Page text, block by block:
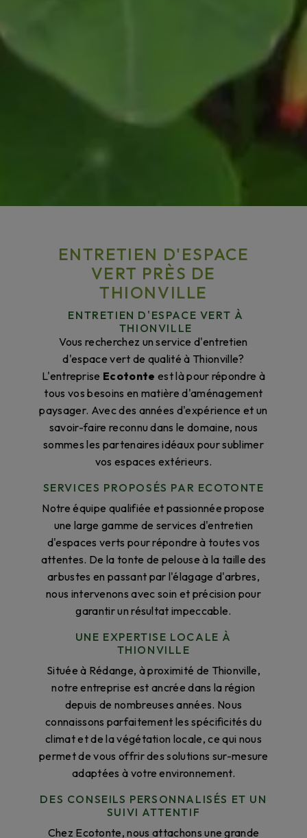
ENTRETIEN D'ESPACE
VERT PRÈS DE
THIONVILLE
ENTRETIEN D'ESPACE VERT À
THIONVILLE
Vous recherchez un service d'entretien
d'espace vert de qualité à Thionville?
L'entreprise Ecotonte est là pour répondre à
tous vos besoins en matière d'aménagement
paysager. Avec des années d'expérience et un
savoir-faire reconnu dans le domaine, nous
sommes les partenaires idéaux pour sublimer
vos espaces extérieurs.
SERVICES PROPOSÉS PAR ECOTONTE
Notre équipe qualifiée et passionnée propose
une large gamme de services d'entretien
d'espaces verts pour répondre à toutes vos
attentes. De la tonte de pelouse à la taille des
arbustes en passant par l'élagage d'arbres,
nous intervenons avec soin et précision pour
garantir un résultat impeccable.
UNE EXPERTISE LOCALE À
THIONVILLE
Située à Rédange, à proximité de Thionville,
notre entreprise est ancrée dans la région
depuis de nombreuses années. Nous
connaissons parfaitement les spécificités du
climat et de la végétation locale, ce qui nous
permet de vous offrir des solutions sur-mesure
adaptées à votre environnement.
DES CONSEILS PERSONNALISÉS ET UN
SUIVI ATTENTIF
Chez Ecotonte, nous attachons une grande